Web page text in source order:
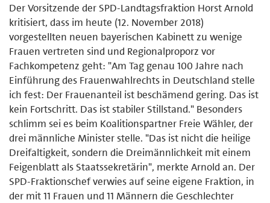
Der Vorsitzende der SPD-Landtagsfraktion Horst Arnold
kritisiert, dass im heute (12. November 2018)
vorgestellten neuen bayerischen Kabinett zu wenige
Frauen vertreten sind und Regionalproporz vor
Fachkompetenz geht: "Am Tag genau 100 Jahre nach
Einführung des Frauenwahlrechts in Deutschland stelle
ich fest: Der Frauenanteil ist beschämend gering. Das ist
kein Fortschritt. Das ist stabiler Stillstand." Besonders
schlimm sei es beim Koalitionspartner Freie Wähler, der
drei männliche Minister stelle. "Das ist nicht die heilige
Dreifaltigkeit, sondern die Dreimännlichkeit mit einem
Feigenblatt als Staatssekretärin", merkte Arnold an. Der
SPD-Fraktionschef verwies auf seine eigene Fraktion, in
der mit 11 Frauen und 11 Männern die Geschlechter